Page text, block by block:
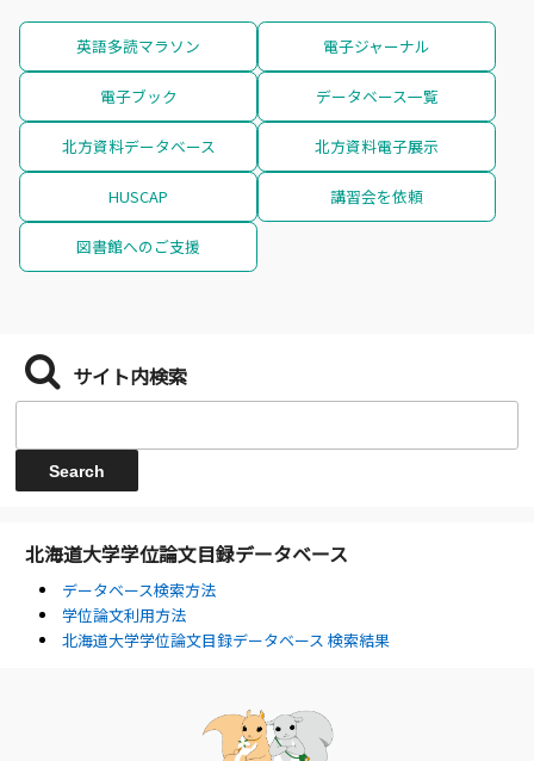
英語多読マラソン 電子ジャーナル
電子ブック データベース一覧
北方資料データベース 北方資料電子展示
HUSCAP 講習会を依頼
図書館へのご支援
サイト内検索
北海道大学学位論文目録データベース
データベース検索方法
学位論文利用方法
北海道大学学位論文目録データベース 検索結果